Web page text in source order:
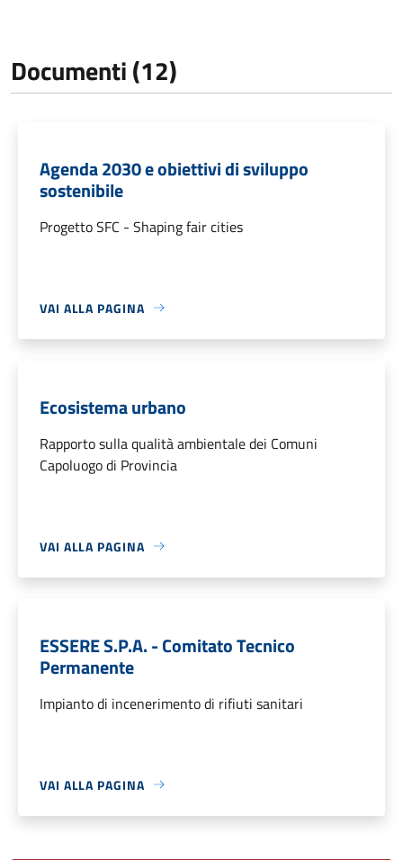
Documenti (12)
Agenda 2030 e obiettivi di sviluppo
sostenibile
Progetto SFC - Shaping fair cities
VAI ALLA PAGINA
Ecosistema urbano
Rapporto sulla qualità ambientale dei Comuni
Capoluogo di Provincia
VAI ALLA PAGINA
ESSERE S.P.A. - Comitato Tecnico
Permanente
Impianto di incenerimento di rifiuti sanitari
VAI ALLA PAGINA